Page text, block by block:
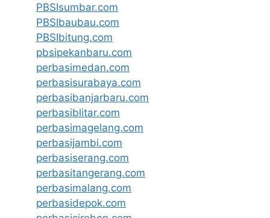
PBSIsumbar.com
PBSIbaubau.com
PBSIbitung.com
pbsipekanbaru.com
perbasimedan.com
perbasisurabaya.com
perbasibanjarbaru.com
perbasiblitar.com
perbasimagelang.com
perbasijambi.com
perbasiserang.com
perbasitangerang.com
perbasimalang.com
perbasidepok.com